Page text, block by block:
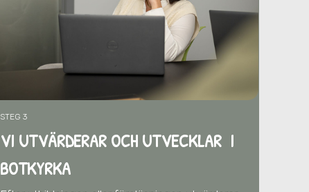
STEG 3
VI UTVÄRDERAR OCH UTVECKLAR I
BOTKYRKA